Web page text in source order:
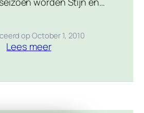
Zijn broertje blijkt ernstig
voor het te laat is, graag
proberen dat te
op October 1, 2010
Lees meer